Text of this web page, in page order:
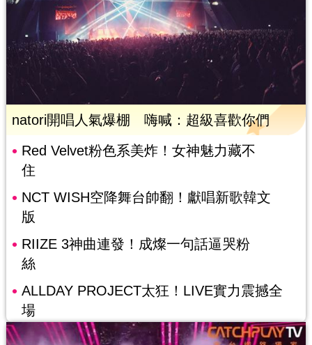
natori開唱人氣爆棚 嗨喊：超級喜歡你們
Red Velvet粉色系美炸！女神魅力藏不
住
NCT WISH空降舞台帥翻！獻唱新歌韓文
版
RIIZE 3神曲連發！成燦一句話逼哭粉
絲
ALLDAY PROJECT太狂！LIVE實力震撼全
場